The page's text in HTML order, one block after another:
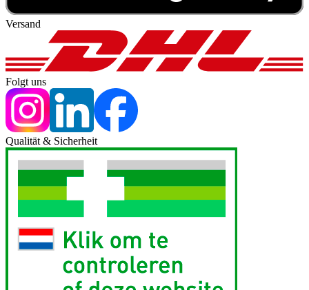
Versand
Folgt uns
Qualität & Sicherheit